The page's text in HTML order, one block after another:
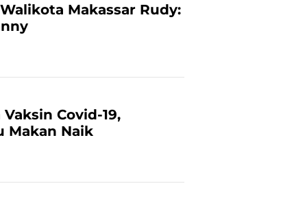
Makassar Rudy:
Covid-19,
Makan Naik